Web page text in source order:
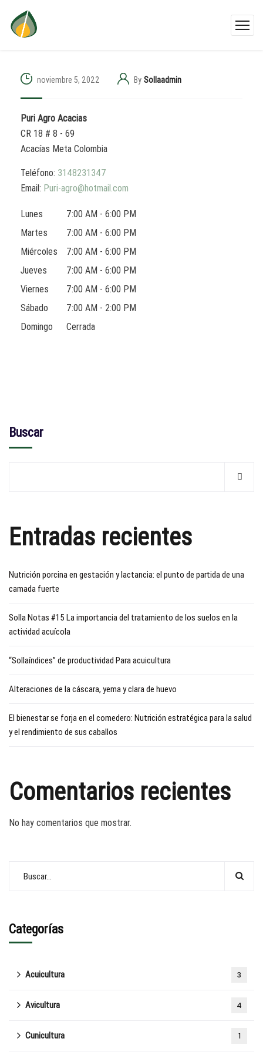
noviembre 5, 2022 By Sollaadmin
Puri Agro Acacias
CR 18 # 8 - 69
Acacías Meta Colombia
Teléfono: 3148231347
Email: Puri-agro@hotmail.com
Lunes
7:00 AM - 6:00 PM
Martes
7:00 AM - 6:00 PM
Miércoles
7:00 AM - 6:00 PM
Jueves
7:00 AM - 6:00 PM
Viernes
7:00 AM - 6:00 PM
Sábado
7:00 AM - 2:00 PM
Domingo
Cerrada
Buscar
Entradas recientes
Nutrición porcina en gestación y lactancia: el punto de partida de una
camada fuerte
Solla Notas #15 La importancia del tratamiento de los suelos en la
actividad acuícola
“Sollaíndices” de productividad Para acuicultura
Alteraciones de la cáscara, yema y clara de huevo
El bienestar se forja en el comedero: Nutrición estratégica para la salud
y el rendimiento de sus caballos
Comentarios recientes
No hay comentarios que mostrar.
Categorías
Acuicultura 3
Avicultura 4
Cunicultura 1